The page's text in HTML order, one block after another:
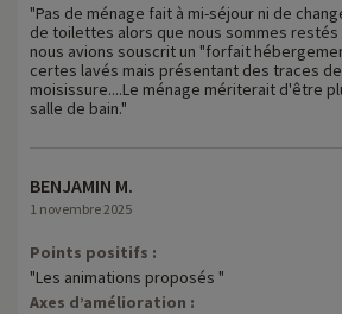
"Pas de ménage fait à mi-séjour ni de
de toilettes alors que nous sommes restés
nous avions souscrit un "forfait
certes lavés mais présentant des traces
moisissure....Le ménage mériterait d'être
salle de bain."
BENJAMIN M.
1 novembre 2025
Points positifs :
"Les animations proposés "
Axes d’amélioration :